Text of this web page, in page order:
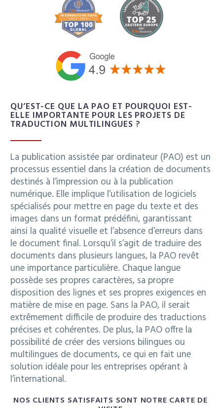
QU’EST-CE QUE LA PAO ET POURQUOI EST-
ELLE IMPORTANTE POUR LES PROJETS DE
TRADUCTION MULTILINGUES ?
La publication assistée par ordinateur (PAO) est un
processus essentiel dans la création de documents
destinés à l’impression ou à la publication
numérique. Elle implique l’utilisation de logiciels
spécialisés pour mettre en page du texte et des
images dans un format prédéfini, garantissant
ainsi la qualité visuelle et l’absence d’erreurs dans
le document final. Lorsqu’il s’agit de traduire des
documents dans plusieurs langues, la PAO revêt
une importance particulière. Chaque langue
possède ses propres caractères, sa propre
disposition des lignes et ses propres exigences en
matière de mise en page. Sans la PAO, il serait
extrêmement difficile de produire des traductions
précises et cohérentes. De plus, la PAO offre la
possibilité de créer des versions bilingues ou
multilingues de documents, ce qui en fait une
solution idéale pour les entreprises opérant à
l’international.
NOS CLIENTS SATISFAITS SONT NOTRE CARTE DE